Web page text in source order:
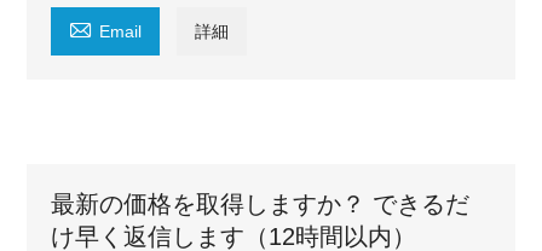
 Email 詳細
最新の価格を取得しますか？ できるだ
け早く返信します（12時間以内）